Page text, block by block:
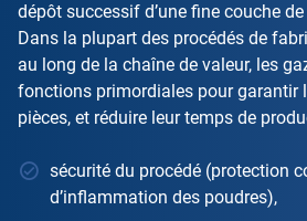
dépôt successif d’une fine couche
Dans la plupart des procédés de
au long de la chaîne de valeur, les
fonctions primordiales pour garantir
pièces, et réduire leur temps de
sécurité du procédé (protection
d’inflammation des poudres),